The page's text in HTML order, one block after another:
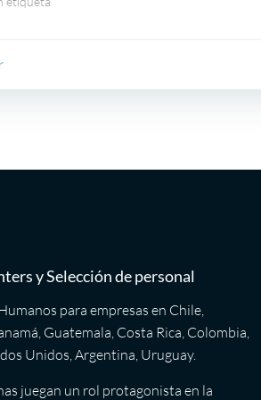
y Selección de personal
para empresas en Chile,
Guatemala, Costa Rica, Colombia,
Unidos, Argentina, Uruguay.
juegan un rol protagonista en la